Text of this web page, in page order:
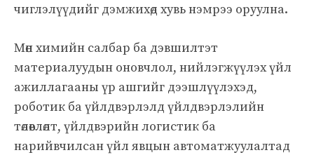
чиглэлүүдийг дэмжихөд хувь нэмрээ оруулна.
Мөн химийн салбар ба дэвшилтэт
материалуудын оновчлол, нийлэгжүүлэх үйл
ажиллагааны үр ашгийг дээшлүүлэхэд,
роботик ба үйлдвэрлэлд үйлдвэрлэлийн
төлөвлөлт, үйлдвэрийн логистик ба
нарийвчилсан үйл явцын автоматжуулалтад